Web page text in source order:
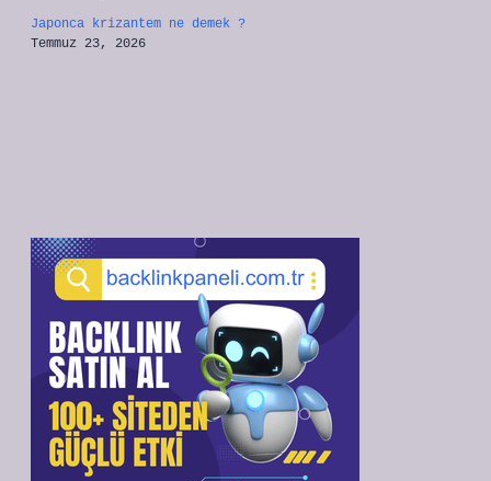
Japonca krizantem ne demek ?
Temmuz 23, 2026